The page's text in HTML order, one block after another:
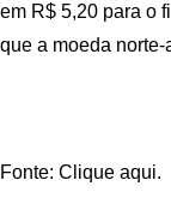
em R$ 5,20 para o
que a moeda
Fonte: Clique aqui.